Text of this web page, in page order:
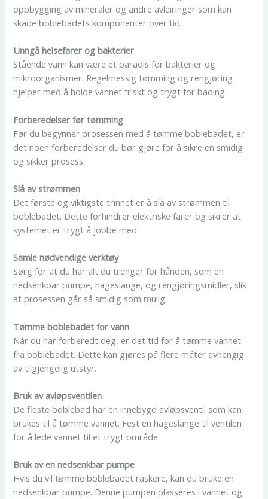
oppbygging av mineraler og andre avleiringer som kan
skade boblebadets komponenter over tid.
Unngå helsefarer og bakterier
Stående vann kan være et paradis for bakterier og
mikroorganismer. Regelmessig tømming og rengjøring
hjelper med å holde vannet friskt og trygt for bading.
Forberedelser før tømming
Før du begynner prosessen med å tømme boblebadet, er
det noen forberedelser du bør gjøre for å sikre en smidig
og sikker prosess.
Slå av strømmen
Det første og viktigste trinnet er å slå av strømmen til
boblebadet. Dette forhindrer elektriske farer og sikrer at
systemet er trygt å jobbe med.
Samle nødvendige verktøy
Sørg for at du har alt du trenger for hånden, som en
nedsenkbar pumpe, hageslange, og rengjøringsmidler, slik
at prosessen går så smidig som mulig.
Tømme boblebadet for vann
Når du har forberedt deg, er det tid for å tømme vannet
fra boblebadet. Dette kan gjøres på flere måter avhengig
av tilgjengelig utstyr.
Bruk av avløpsventilen
De fleste boblebad har en innebygd avløpsventil som kan
brukes til å tømme vannet. Fest en hageslange til ventilen
for å lede vannet til et trygt område.
Bruk av en nedsenkbar pumpe
Hvis du vil tømme boblebadet raskere, kan du bruke en
nedsenkbar pumpe. Denne pumpen plasseres i vannet og